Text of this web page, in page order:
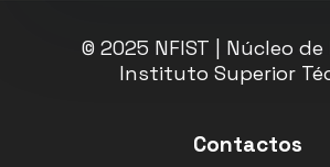
© 2025 NFIST | Núcleo de
Instituto Superior
Contactos